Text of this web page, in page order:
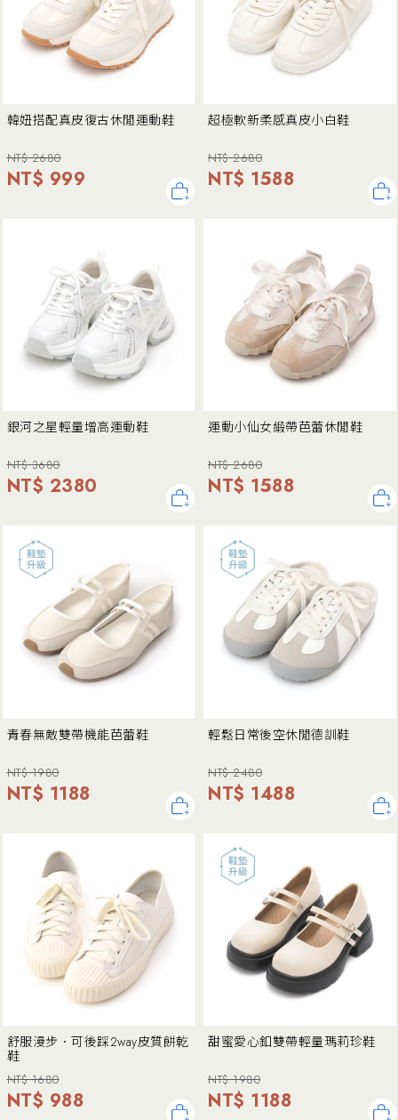
韓妞搭配真皮復古休閒運動鞋
NT$ 2680
NT$ 999
超極軟新柔感真皮小白鞋
NT$ 2680
NT$ 1588
銀河之星輕量增高運動鞋
NT$ 3680
NT$ 2380
運動小仙女緞帶芭蕾休閒鞋
NT$ 2680
NT$ 1588
青春無敵雙帶機能芭蕾鞋
NT$ 1980
NT$ 1188
輕鬆日常後空休閒德訓鞋
NT$ 2480
NT$ 1488
舒服漫步．可後踩2way皮質餅乾
鞋
NT$ 1680
NT$ 988
甜蜜愛心釦雙帶輕量瑪莉珍鞋
NT$ 1980
NT$ 1188